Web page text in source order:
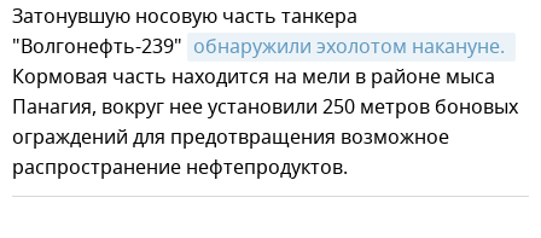
Затонувшую носовую часть танкера
"Волгонефть-239"
Кормовая часть находится на мели в районе мыса
Панагия, вокруг нее установили 250 метров боновых
ограждений для предотвращения возможное
распространение нефтепродуктов.